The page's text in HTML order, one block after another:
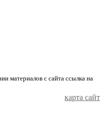
материалов с сайта ссылка на
карта